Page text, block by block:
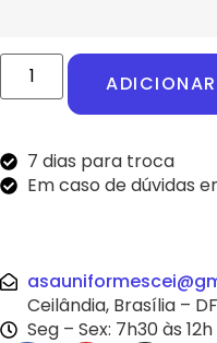
7 dias para troca
Em caso de dúvidas
Ceilândia, Brasília – DF
Seg – Sex: 7h30 às